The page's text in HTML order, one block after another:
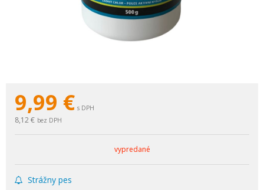
9,99 € s DPH
8,12 € bez DPH
vypredané
Strážny pes